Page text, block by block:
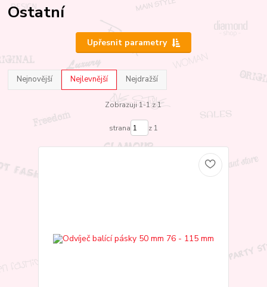
Ostatní
Upřesnit parametry
Nejnovější Nejlevnější Nejdražší
Zobrazuji 1-1 z 1
strana z 1